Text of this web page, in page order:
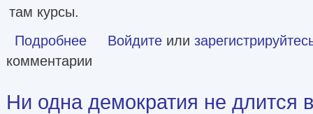
там курсы.
Подробнее о Инфократия. Истина и свобода в цифровую эпоху
Войдите или
комментарии
Ни одна демократия не длится